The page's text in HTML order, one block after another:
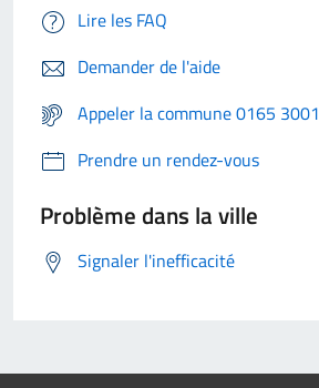
Lire les FAQ
Demander de l'aide
Appeler la commune 0165 3001
Prendre un rendez-vous
Problème dans la ville
Signaler l'inefficacité